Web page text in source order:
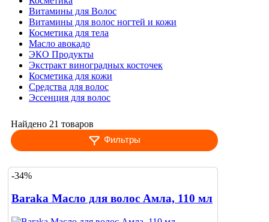
Витамины для Волос
Витамины для волос ногтей и кожи
Косметика для тела
Масло авокадо
ЭКО Продукты
Экстракт виноградных косточек
Косметика для кожи
Средства для волос
Эссенция для волос
Найдено 21 товаров
Фильтры
-34%
Baraka Масло для волос Амла, 110 мл